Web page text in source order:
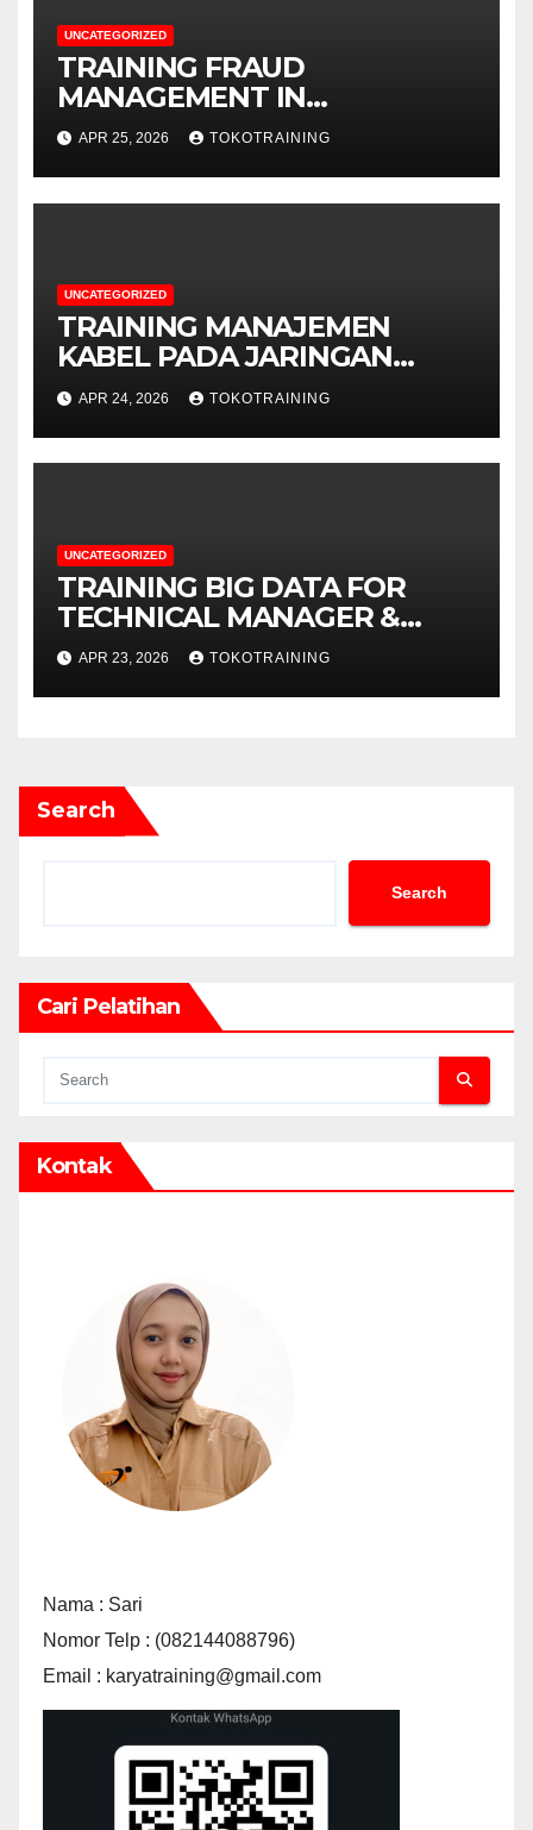
UNCATEGORIZED
TRAINING FRAUD
MANAGEMENT IN
TELECOMMUNICATION
BUSINESS
APR 25, 2026 TOKOTRAINING
UNCATEGORIZED
TRAINING MANAJEMEN
KABEL PADA JARINGAN
TELEKOMUNIKASI
APR 24, 2026 TOKOTRAINING
UNCATEGORIZED
TRAINING BIG DATA FOR
TECHNICAL MANAGER &
DECISION MAKERS
APR 23, 2026 TOKOTRAINING
Search
Search
Cari Pelatihan
Kontak
Nama : Sari
Nomor Telp : (082144088796)
Email : karyatraining@gmail.com